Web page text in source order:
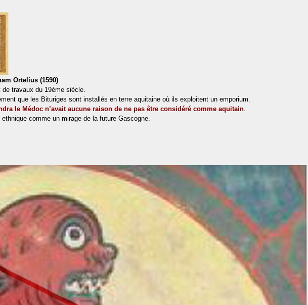
Ortelius (1590)
travaux du 19ème siècle.
que les Bituriges sont installés en terre aquitaine où ils exploitent un emporium.
le Médoc n’avait aucune raison de ne pas être considéré comme aquitain.
comme un mirage de la future Gascogne.